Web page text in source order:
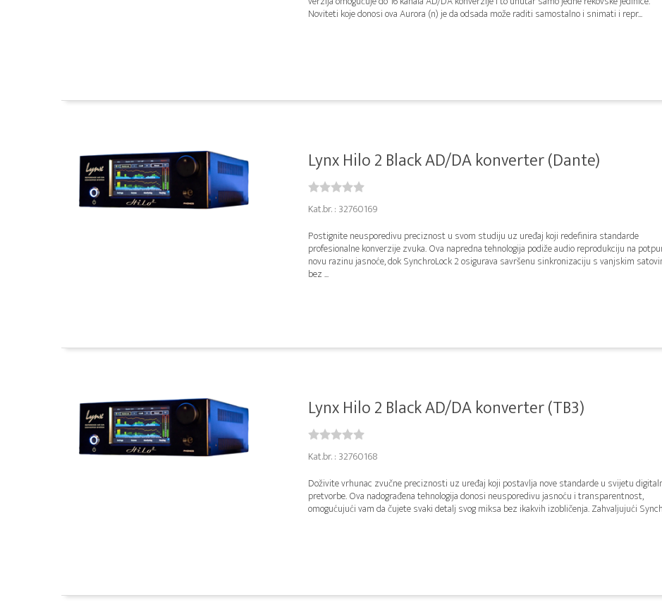
Noviteti koje donosi ova Aurora (n) je da odsada može raditi samostalno i snimati i repr...
Lynx Hilo 2 Black AD/DA konverter (Dante)
Kat.br. : 32760169
Postignite neusporedivu preciznost u svom studiju uz uređaj koji redefinira standarde
profesionalne konverzije zvuka. Ova napredna tehnologija podiže audio reprodukciju na
novu razinu jasnoće, dok SynchroLock 2 osigurava savršenu sinkronizaciju s vanjskim
bez ...
Lynx Hilo 2 Black AD/DA konverter (TB3)
Kat.br. : 32760168
Doživite vrhunac zvučne preciznosti uz uređaj koji postavlja nove standarde u svijetu
pretvorbe. Ova nadograđena tehnologija donosi neusporedivu jasnoću i transparentnost,
omogućujući vam da čujete svaki detalj svog miksa bez ikakvih izobličenja. Zahvaljujući